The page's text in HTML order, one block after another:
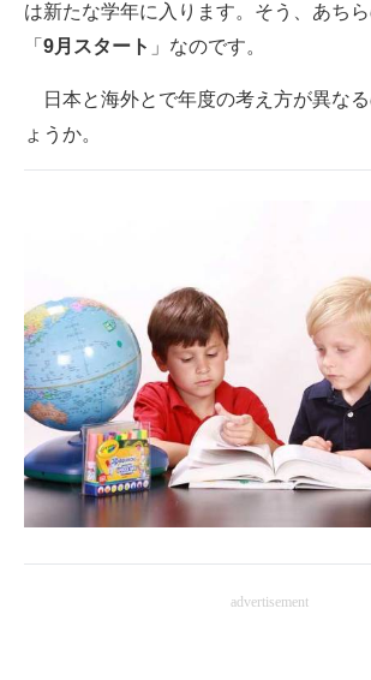
スマホと通信の最新トレンド
進化するPCとデバイスの未来
好きが集まる 比べて選べる
経営リーダーのコミュニティ
マーケ×ITの今がよく分かる
ITエンジニア向け専門サイト
企業向けIT製品の総合サイト
IT製品の技術・比較・事例
は新たな学年に入ります。そう、あち
「 9月スタート 」なのです。
日本と海外とで年度の考え方が異な
ょうか。
advertisement